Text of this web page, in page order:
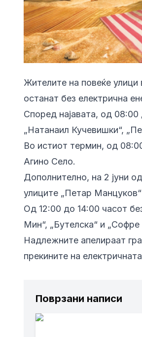
Жителите на повеќе
останат без електрична
Според најавата, од 08:00
„Натанaил Кучевишки“,
Во истиот термин, од
Агино Село.
Дополнително, на 2 јуни
улиците „Петар Манцуков“
Од 12:00 до 14:00 часот
Мин“, „Бутелска“ и
Надлежните апелираат
прекините на електричната
Поврзани написи